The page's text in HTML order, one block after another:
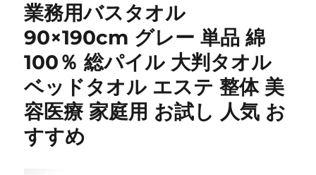
業務用バスタオル
90×190cm グレー 単品 綿
100％ 総パイル 大判タオル
ベッドタオル エステ 整体 美
容医療 家庭用 お試し 人気 お
すすめ